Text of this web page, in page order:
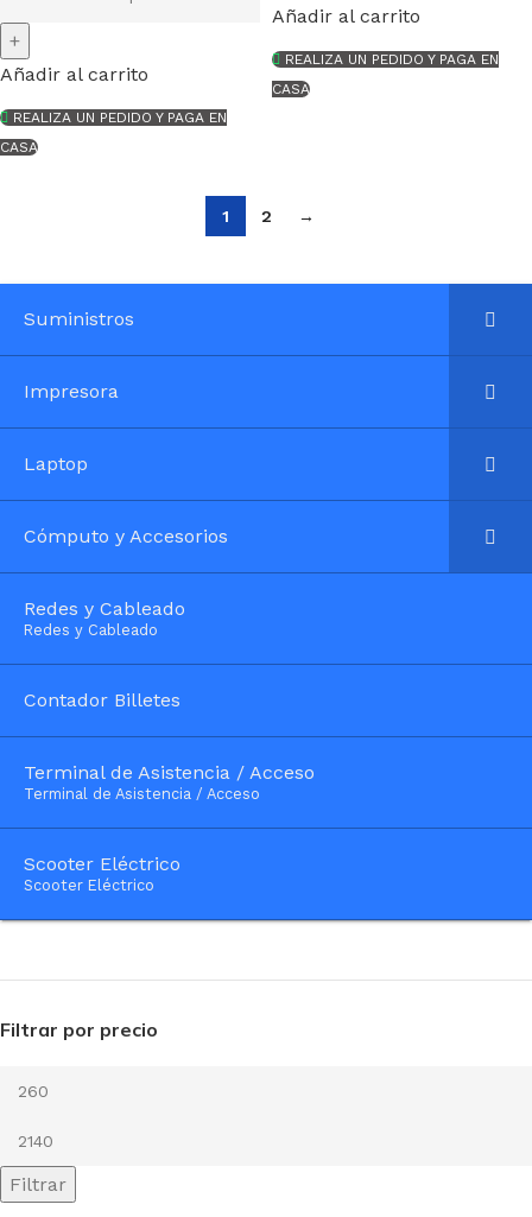
Suministros
Impresora
Laptop
Cómputo y Accesorios
Redes y Cableado
–
Redes y Cableado
Contador Billetes
Terminal de Asistencia / Acceso
–
Terminal de Asistencia / Acceso
Scooter Eléctrico
–
Scooter Eléctrico
Filtrar por precio
Filtrar
Añadir al carrito
REALIZA UN PEDIDO Y PAGA EN
CASA
Añadir al carrito
REALIZA UN PEDIDO Y PAGA EN
CASA
1 2 →